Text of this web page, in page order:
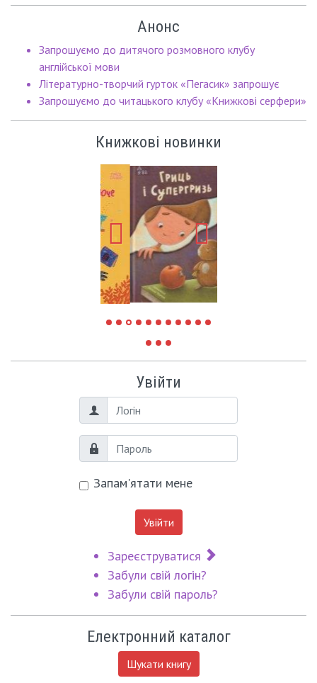
Анонс
Запрошуємо до дитячого розмовного клубу
англійської мови
Літературно-творчий гурток «Пегасик» запрошує
Запрошуємо до читацького клубу «Книжкові серфери»
Книжкові новинки
Увійти
Логін
Пароль
Запам'ятати мене
Увійти
Зареєструватися
Забули свій логін?
Забули свій пароль?
Електронний каталог
Шукати книгу